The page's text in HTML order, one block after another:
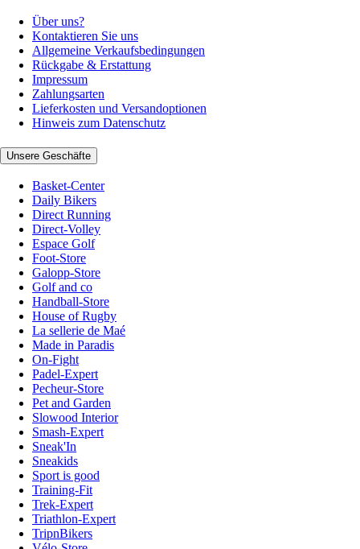
Über uns?
Kontaktieren Sie uns
Allgemeine Verkaufsbedingungen
Rückgabe & Erstattung
Impressum
Zahlungsarten
Lieferkosten und Versandoptionen
Hinweis zum Datenschutz
Unsere Geschäfte
Basket-Center
Daily Bikers
Direct Running
Direct-Volley
Espace Golf
Foot-Store
Galopp-Store
Golf and co
Handball-Store
House of Rugby
La sellerie de Maé
Made in Paradis
On-Fight
Padel-Expert
Pecheur-Store
Pet and Garden
Slowood Interior
Smash-Expert
Sneak'In
Sneakids
Sport is good
Training-Fit
Trek-Expert
Triathlon-Expert
TripnBikers